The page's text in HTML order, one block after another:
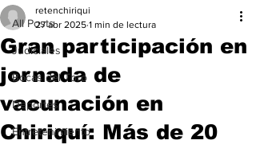
All Posts
Judiciales
Bocas del Toro
Deportes
Entretenimiento
Gran participación en
jornada de
vacunación en
Chiriquí: Más de 20
retenchiriqui
27 abr 2025 1 min de lectura